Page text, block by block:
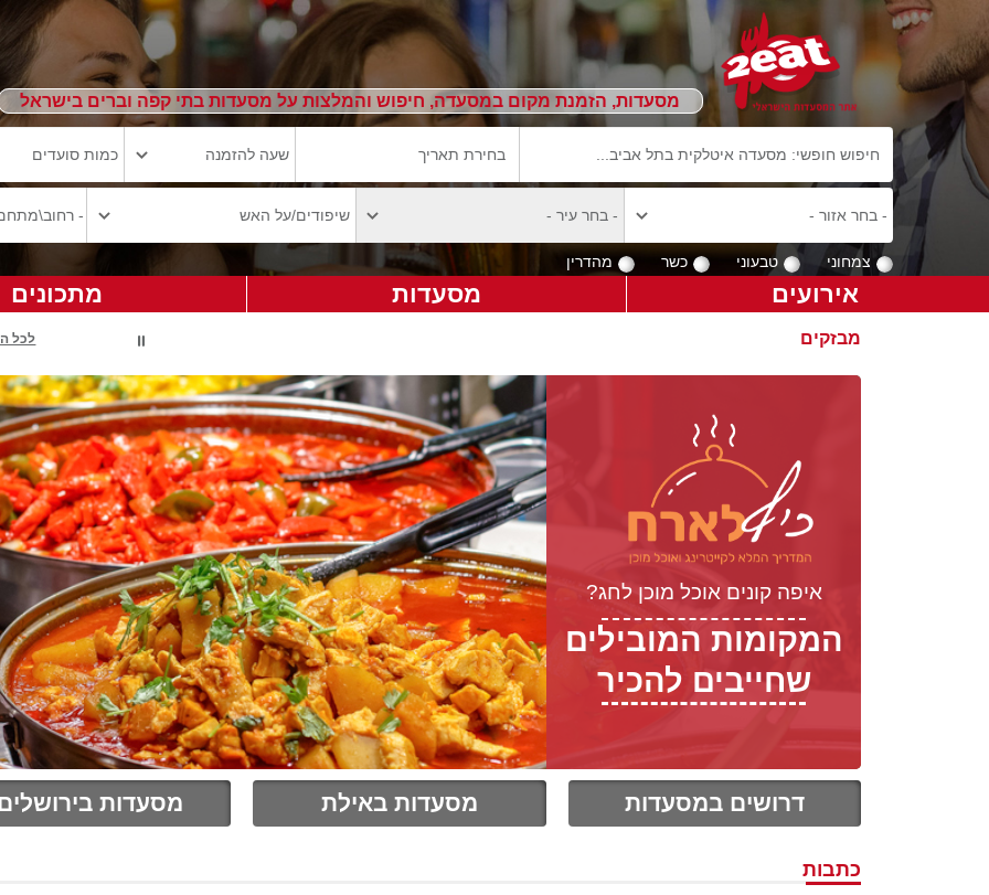
מסעדות, הזמנת מקום במסעדה, חיפוש והמלצות על מסעדות בתי קפה וברים בישראל
צמחוני טבעוני כשר מהדרין
אירועים מסעדות מתכונים
מבזקים לכל
איפה קונים אוכל מוכן לחג?
המקומות המובילים
שחייבים להכיר
דרושים במסעדות מסעדות באילת מסעדות
כתבות